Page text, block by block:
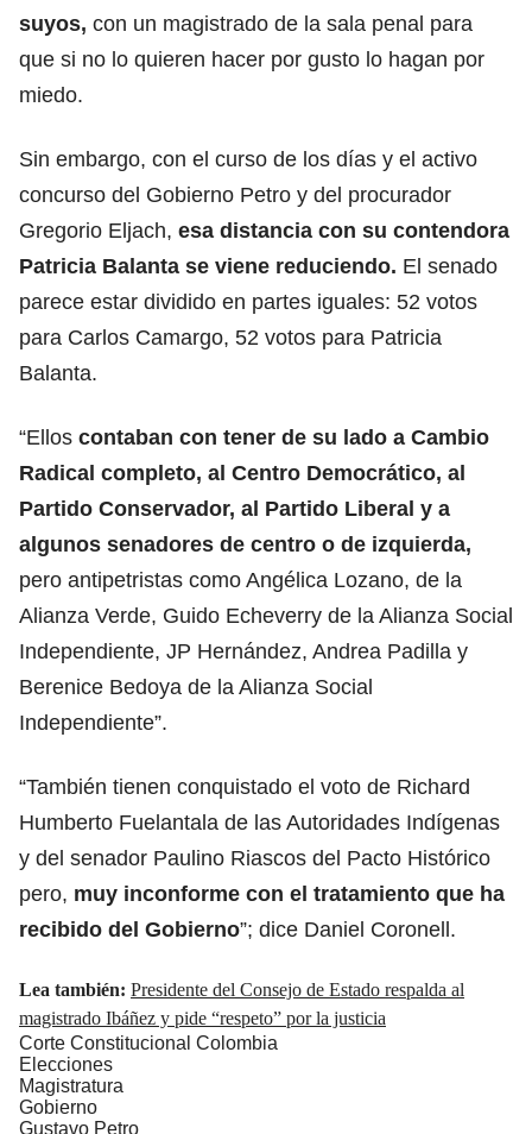
suyos, con un magistrado de la sala penal para
que si no lo quieren hacer por gusto lo hagan por
miedo.
Sin embargo, con el curso de los días y el activo
concurso del Gobierno Petro y del procurador
Gregorio Eljach, esa distancia con su contendora
Patricia Balanta se viene reduciendo. El senado
parece estar dividido en partes iguales: 52 votos
para Carlos Camargo, 52 votos para Patricia
Balanta.
“Ellos contaban con tener de su lado a Cambio
Radical completo, al Centro Democrático, al
Partido Conservador, al Partido Liberal y a
algunos senadores de centro o de izquierda,
pero antipetristas como Angélica Lozano, de la
Alianza Verde, Guido Echeverry de la Alianza Social
Independiente, JP Hernández, Andrea Padilla y
Berenice Bedoya de la Alianza Social
Independiente”.
“También tienen conquistado el voto de Richard
Humberto Fuelantala de las Autoridades Indígenas
y del senador Paulino Riascos del Pacto Histórico
pero, muy inconforme con el tratamiento que ha
recibido del Gobierno”; dice Daniel Coronell.
Lea también: Presidente del Consejo de Estado respalda al
magistrado Ibáñez y pide “respeto” por la justicia
Corte Constitucional Colombia
Elecciones
Magistratura
Gobierno
Gustavo Petro